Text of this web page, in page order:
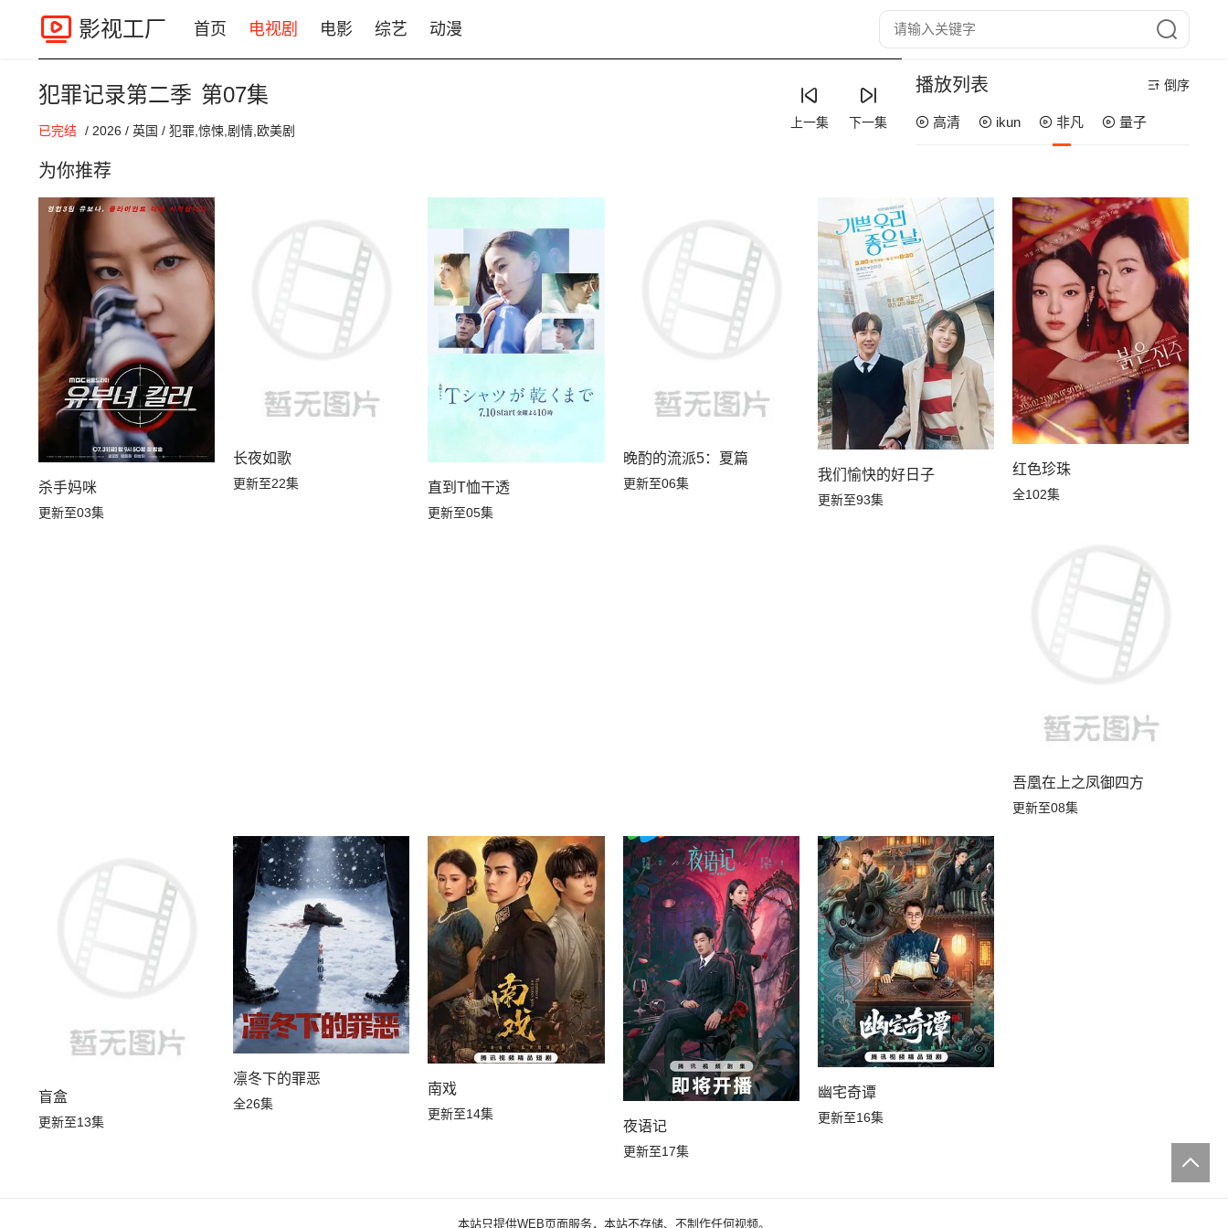
影视工厂 首页 电视剧 电影 综艺 动漫
00:00 / 00:00
犯罪记录第二季 第07集
已完结 / 2026 / 英国 / 犯罪,惊悚,剧情,欧美剧
上一集 下一集
播放列表 倒序
高清 ikun 非凡 量子
第06集 第05集
第04集 第03集
第02集 第01集
为你推荐
杀手妈咪
更新至03集
长夜如歌
更新至22集 直到T恤干透
更新至05集
晚酌的流派5：夏篇
更新至06集
我们愉快的好日子
更新至93集
红色珍珠
全102集
吾凰在上之凤御四方
更新至08集
盲盒
更新至13集
凛冬下的罪恶
全26集
南戏
更新至14集
夜语记
更新至17集
幽宅奇谭
更新至16集
本站只提供WEB页面服务，本站不存储、不制作任何视频。